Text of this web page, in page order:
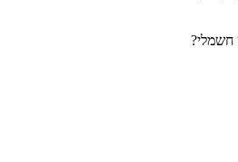
חשמלי?